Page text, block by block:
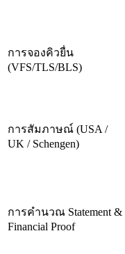
การจองคิวยื่น
(VFS/TLS/BLS)
การสัมภาษณ์ (USA /
UK / Schengen)
การคำนวณ Statement &
Financial Proof